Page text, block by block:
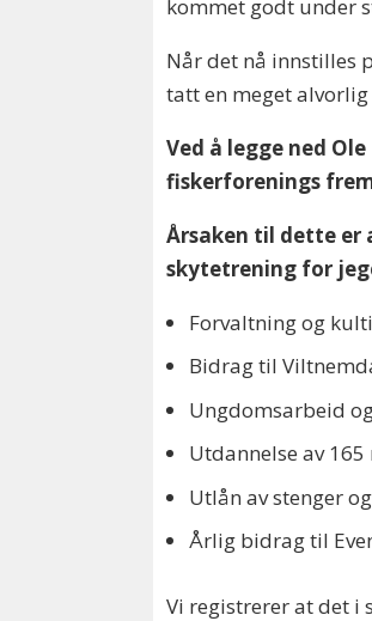
kommet godt under
Når det nå innstilles
tatt en meget alvorlig
Ved å legge ned
fiskerforenings
Årsaken til dette er
skytetrening for
Forvaltning og
Bidrag til
Ungdomsarbeid
Utdannelse av
Utlån av stenger
Årlig bidrag til
Vi registrerer at det i